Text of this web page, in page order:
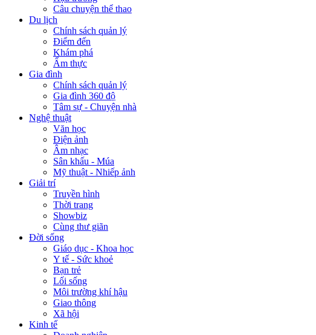
Câu chuyện thể thao
Du lịch
Chính sách quản lý
Điểm đến
Khám phá
Ẩm thực
Gia đình
Chính sách quản lý
Gia đình 360 độ
Tâm sự - Chuyện nhà
Nghệ thuật
Văn học
Điện ảnh
Âm nhạc
Sân khấu - Múa
Mỹ thuật - Nhiếp ảnh
Giải trí
Truyền hình
Thời trang
Showbiz
Cùng thư giãn
Đời sống
Giáo dục - Khoa học
Y tế - Sức khoẻ
Bạn trẻ
Lối sống
Môi trường khí hậu
Giao thông
Xã hội
Kinh tế